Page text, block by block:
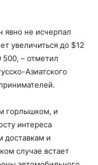
явно не исчерпал
увеличиться до $12
500, – отметил
Азиатского
горлышком, и
интереса
доставкам и
случае встает